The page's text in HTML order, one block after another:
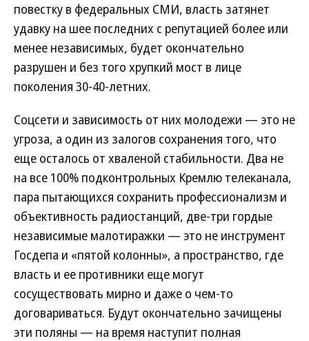
повестку в федеральных СМИ, власть затянет
удавку на шее последних с репутацией более или
менее независимых, будет окончательно
разрушен и без того хрупкий мост в лице
поколения 30-40-летних.
Соцсети и зависимость от них молодежи — это не
угроза, а один из залогов сохранения того, что
еще осталось от хваленой стабильности. Два не
на все 100% подконтрольных Кремлю телеканала,
пара пытающихся сохранить профессионализм и
объективность радиостанций, две-три гордые
независимые малотиражки — это не инструмент
Госдепа и «пятой колонны», а пространство, где
власть и ее противники еще могут
сосуществовать мирно и даже о чем-то
договариваться. Будут окончательно зачищены
эти поляны — на время наступит полная